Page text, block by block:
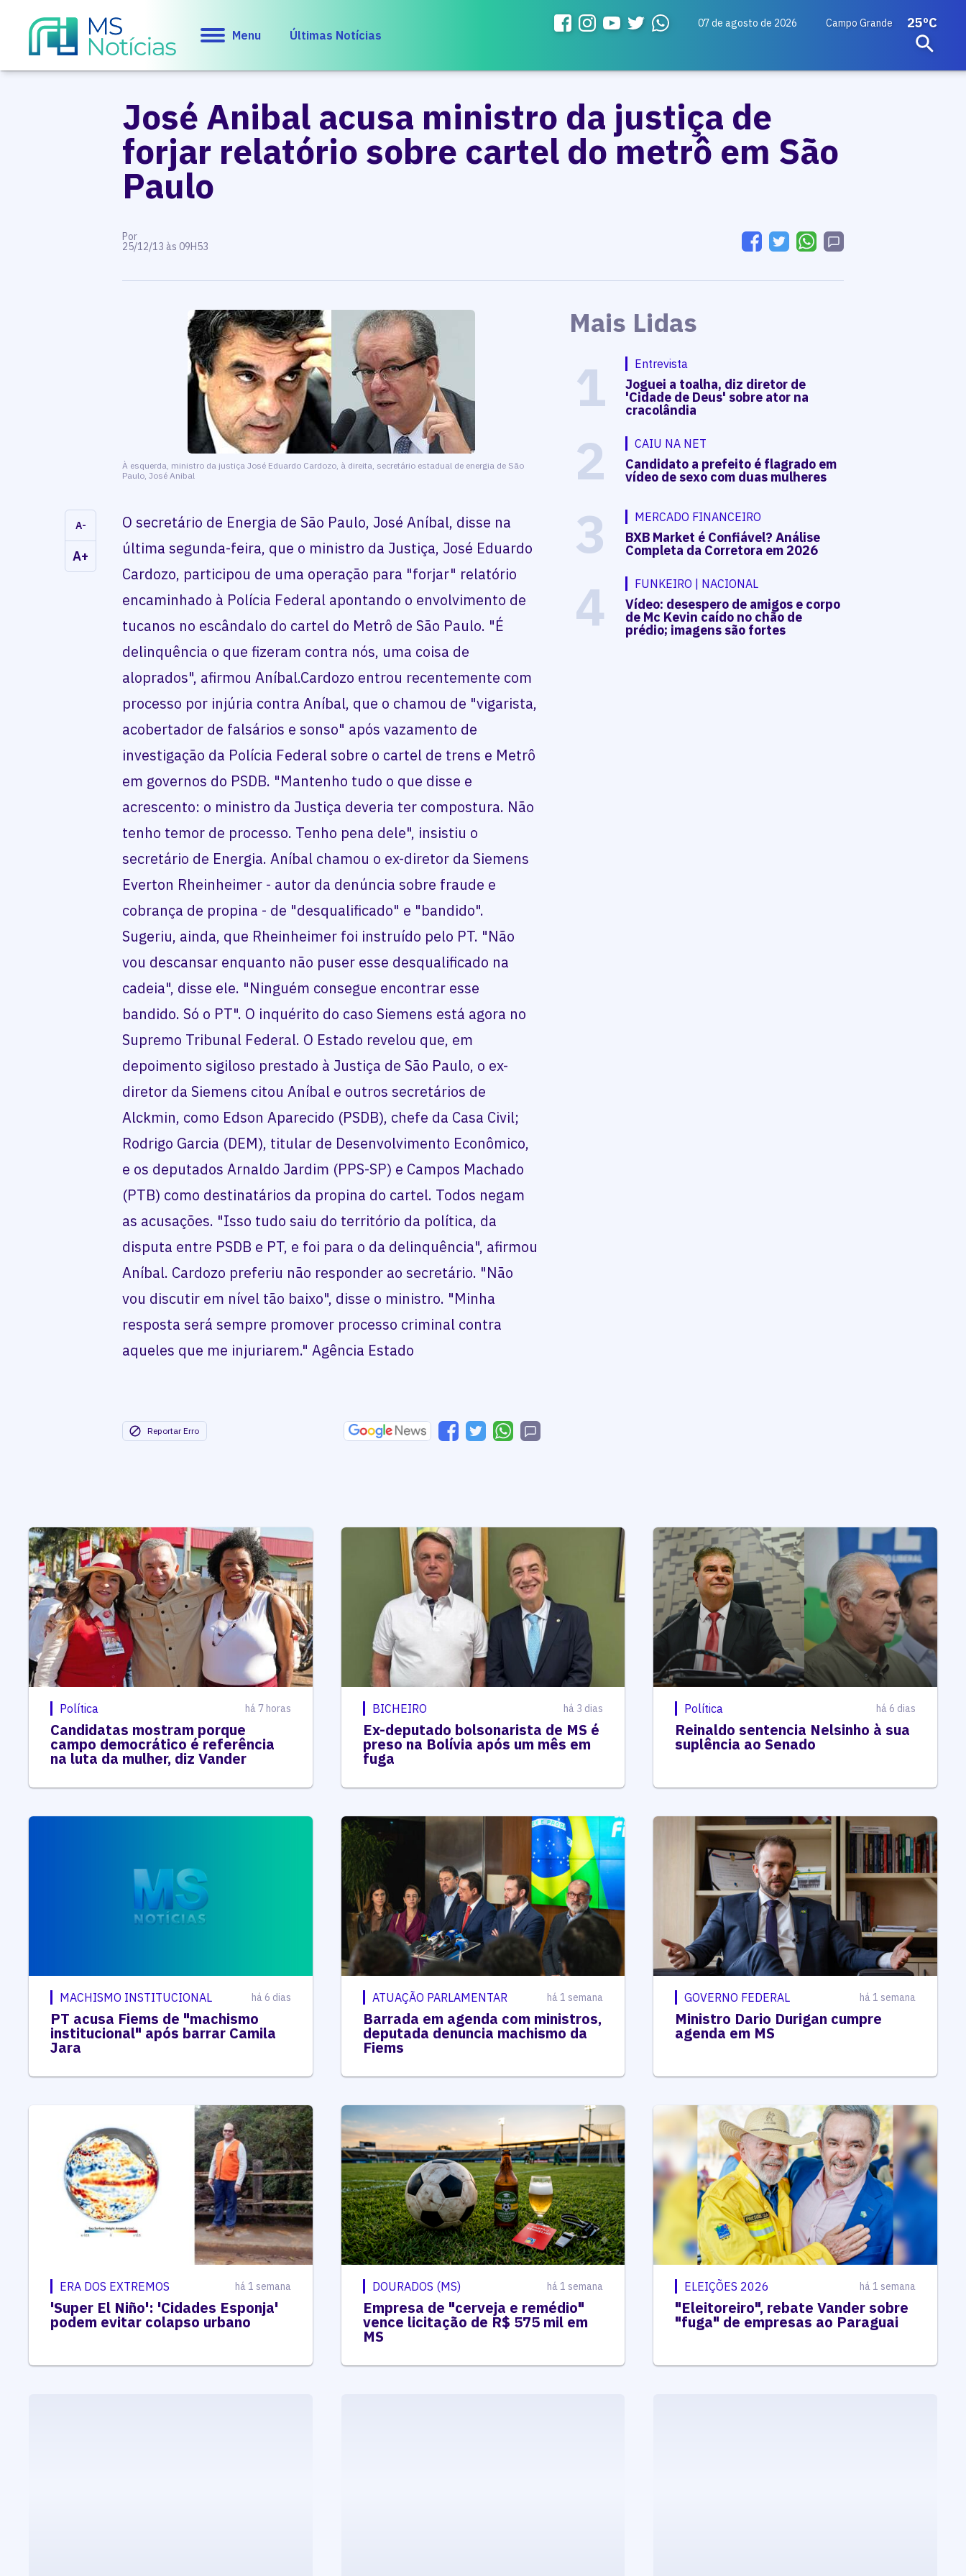
Menu Últimas Notícias
07 de agosto de 2026 Campo Grande 25ºC
José Anibal acusa ministro da justiça de
forjar relatório sobre cartel do metrô em São
Paulo
Por
25/12/13 às 09H53
À esquerda, ministro da justiça José Eduardo Cardozo, à direita, secretário estadual de energia de São
Paulo, José Anibal
A-
A+
O secretário de Energia de São Paulo, José Aníbal, disse na
última segunda-feira, que o ministro da Justiça, José Eduardo
Cardozo, participou de uma operação para "forjar" relatório
encaminhado à Polícia Federal apontando o envolvimento de
tucanos no escândalo do cartel do Metrô de São Paulo. "É
delinquência o que fizeram contra nós, uma coisa de
aloprados", afirmou Aníbal.Cardozo entrou recentemente com
processo por injúria contra Aníbal, que o chamou de "vigarista,
acobertador de falsários e sonso" após vazamento de
investigação da Polícia Federal sobre o cartel de trens e Metrô
em governos do PSDB. "Mantenho tudo o que disse e
acrescento: o ministro da Justiça deveria ter compostura. Não
tenho temor de processo. Tenho pena dele", insistiu o
secretário de Energia. Aníbal chamou o ex-diretor da Siemens
Everton Rheinheimer - autor da denúncia sobre fraude e
cobrança de propina - de "desqualificado" e "bandido".
Sugeriu, ainda, que Rheinheimer foi instruído pelo PT. "Não
vou descansar enquanto não puser esse desqualificado na
cadeia", disse ele. "Ninguém consegue encontrar esse
bandido. Só o PT". O inquérito do caso Siemens está agora no
Supremo Tribunal Federal. O Estado revelou que, em
depoimento sigiloso prestado à Justiça de São Paulo, o ex-
diretor da Siemens citou Aníbal e outros secretários de
Alckmin, como Edson Aparecido (PSDB), chefe da Casa Civil;
Rodrigo Garcia (DEM), titular de Desenvolvimento Econômico,
e os deputados Arnaldo Jardim (PPS-SP) e Campos Machado
(PTB) como destinatários da propina do cartel. Todos negam
as acusações. "Isso tudo saiu do território da política, da
disputa entre PSDB e PT, e foi para o da delinquência", afirmou
Aníbal. Cardozo preferiu não responder ao secretário. "Não
vou discutir em nível tão baixo", disse o ministro. "Minha
resposta será sempre promover processo criminal contra
aqueles que me injuriarem." Agência Estado
Reportar Erro
Mais Lidas
1 Entrevista
Joguei a toalha, diz diretor de
'Cidade de Deus' sobre ator na
cracolândia
2 CAIU NA NET
Candidato a prefeito é flagrado em
vídeo de sexo com duas mulheres
3 MERCADO FINANCEIRO
BXB Market é Confiável? Análise
Completa da Corretora em 2026
4 FUNKEIRO | NACIONAL
Vídeo: desespero de amigos e corpo
de Mc Kevin caído no chão de
prédio; imagens são fortes
Política há 7 horas
Candidatas mostram porque
campo democrático é referência
na luta da mulher, diz Vander
BICHEIRO há 3 dias
Ex-deputado bolsonarista de MS é
preso na Bolívia após um mês em
fuga
Política há 6 dias
Reinaldo sentencia Nelsinho à sua
suplência ao Senado
MACHISMO INSTITUCIONAL há 6 dias
PT acusa Fiems de "machismo
institucional" após barrar Camila
Jara
ATUAÇÃO PARLAMENTAR há 1 semana
Barrada em agenda com ministros,
deputada denuncia machismo da
Fiems
GOVERNO FEDERAL há 1 semana
Ministro Dario Durigan cumpre
agenda em MS
ERA DOS EXTREMOS há 1 semana
'Super El Niño': 'Cidades Esponja'
podem evitar colapso urbano
DOURADOS (MS) há 1 semana
Empresa de "cerveja e remédio"
vence licitação de R$ 575 mil em
MS
ELEIÇÕES 2026 há 1 semana
"Eleitoreiro", rebate Vander sobre
"fuga" de empresas ao Paraguai